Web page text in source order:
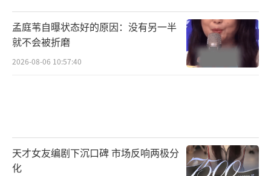
孟庭苇自曝状态好的原因：没有另一半
就不会被折磨
2026-08-06 10:57:40
天才女友编剧下沉口碑 市场反响两极分
化